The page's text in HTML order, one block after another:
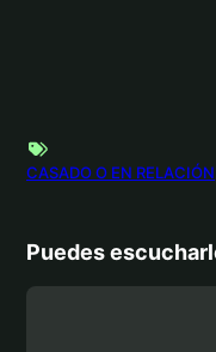
CASADO O EN RELACIÓN
Puedes